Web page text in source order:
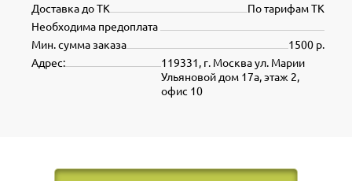
По тарифам ТК
Доставка до ТК
Необходима предоплата
1500 р.
Мин. сумма заказа
119331, г. Москва ул. Марии
Ульяновой дом 17а, этаж 2,
офис 10
Адрес: